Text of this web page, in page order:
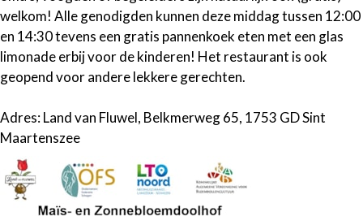
welkom! Alle genodigden kunnen deze middag tussen 12:00
en 14:30 tevens een gratis pannenkoek eten met een glas
limonade erbij voor de kinderen! Het restaurant is ook
geopend voor andere lekkere gerechten.
Adres: Land van Fluwel, Belkmerweg 65, 1753 GD Sint
Maartenszee